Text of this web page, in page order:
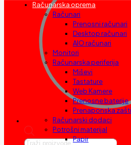
Products
Računarska oprema
Računari
Prenosni računari
Desktop računari
AIO računari
Monitori
Računarska periferija
Miševi
Tastature
Web Kamere
Prenosne baterije
Prenaponska
Računarski dodaci
Potrošni materijal
Papir